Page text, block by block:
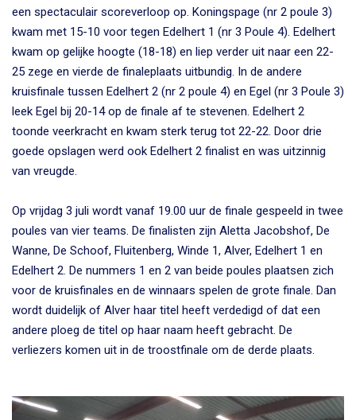
een spectaculair scoreverloop op. Koningspage (nr 2 poule 3)
kwam met 15-10 voor tegen Edelhert 1 (nr 3 Poule 4). Edelhert
kwam op gelijke hoogte (18-18) en liep verder uit naar een 22-
25 zege en vierde de finaleplaats uitbundig. In de andere
kruisfinale tussen Edelhert 2 (nr 2 poule 4) en Egel (nr 3 Poule 3)
leek Egel bij 20-14 op de finale af te stevenen. Edelhert 2
toonde veerkracht en kwam sterk terug tot 22-22. Door drie
goede opslagen werd ook Edelhert 2 finalist en was uitzinnig
van vreugde.
Op vrijdag 3 juli wordt vanaf 19.00 uur de finale gespeeld in twee
poules van vier teams. De finalisten zijn Aletta Jacobshof, De
Wanne, De Schoof, Fluitenberg, Winde 1, Alver, Edelhert 1 en
Edelhert 2. De nummers 1 en 2 van beide poules plaatsen zich
voor de kruisfinales en de winnaars spelen de grote finale. Dan
wordt duidelijk of Alver haar titel heeft verdedigd of dat een
andere ploeg de titel op haar naam heeft gebracht. De
verliezers komen uit in de troostfinale om de derde plaats.